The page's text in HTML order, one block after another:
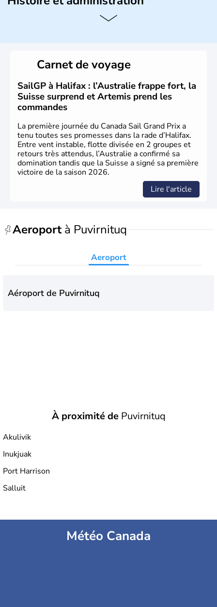
est une province francophone du
80 % desQuébécois. L’aéronautique, les
biotechnologies, l’industrie pharmaceutique, le génie
conseil constituent ses pôles essentiels d’activité.
Carnet de voyage
SailGP à Halifax : l’Australie frappe fort, la
Suisse surprend et Artemis prend les
commandes
La première journée du Canada Sail Grand Prix a
tenu toutes ses promesses dans la rade d’Halifax.
Entre vent instable, flotte divisée en 2 groupes et
retours très attendus, l’Australie a confirmé sa
domination tandis que la Suisse a signé sa première
victoire de la saison 2026.
Lire l'article
Aeroportà Puvirnituq
Aeroport
Aéroport de Puvirnituq
À proximité dePuvirnituq
Akulivik
Inukjuak
Port Harrison
Salluit
Météo Canada